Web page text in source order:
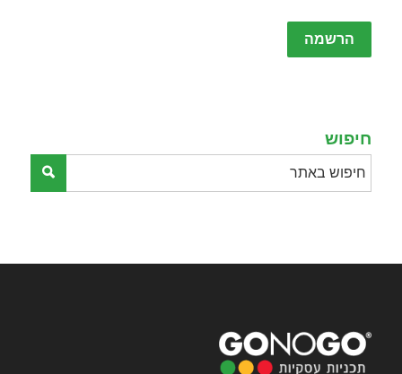
Please
leave
חיפוש